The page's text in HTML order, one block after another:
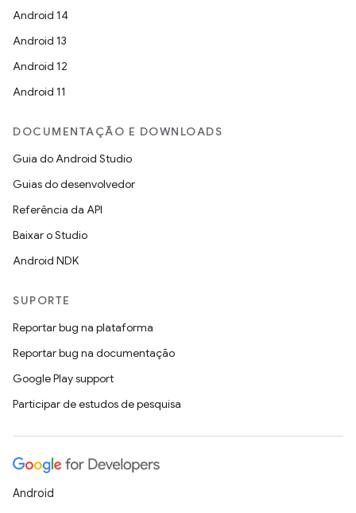
Android 14
Android 13
Android 12
Android 11
DOCUMENTAÇÃO E DOWNLOADS
Guia do Android Studio
Guias do desenvolvedor
Referência da API
Baixar o Studio
Android NDK
SUPORTE
Reportar bug na plataforma
Reportar bug na documentação
Google Play support
Participar de estudos de pesquisa
Android